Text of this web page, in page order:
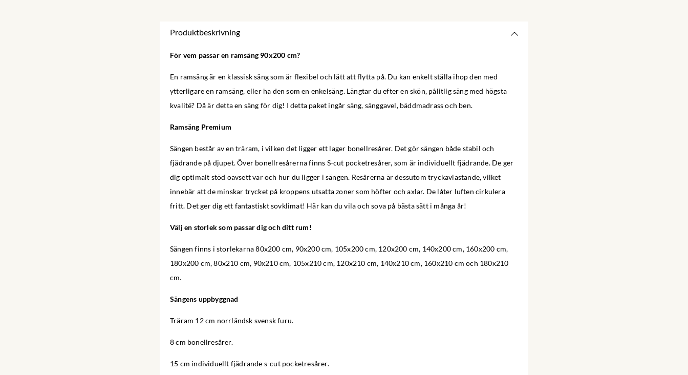
Produktbeskrivning
För vem passar en ramsäng 90x200 cm?
En ramsäng är en klassisk säng som är flexibel och lätt att flytta på. Du kan enkelt ställa ihop den med
ytterligare en ramsäng, eller ha den som en enkelsäng. Längtar du efter en skön, pålitlig säng med högsta
kvalité? Då är detta en säng för dig! I detta paket ingår säng, sänggavel, bäddmadrass och ben.
Ramsäng Premium
Sängen består av en träram, i vilken det ligger ett lager bonellresårer. Det gör sängen både stabil och
fjädrande på djupet. Över bonellresårerna finns S-cut pocketresårer, som är individuellt fjädrande. De ger
dig optimalt stöd oavsett var och hur du ligger i sängen. Resårerna är dessutom tryckavlastande, vilket
innebär att de minskar trycket på kroppens utsatta zoner som höfter och axlar. De låter luften cirkulera
fritt. Det ger dig ett fantastiskt sovklimat! Här kan du vila och sova på bästa sätt i många år!
Välj en storlek som passar dig och ditt rum!
Sängen finns i storlekarna 80x200 cm, 90x200 cm, 105x200 cm, 120x200 cm, 140x200 cm, 160x200 cm,
180x200 cm, 80x210 cm, 90x210 cm, 105x210 cm, 120x210 cm, 140x210 cm, 160x210 cm och 180x210
cm.
Sängens uppbyggnad
Träram 12 cm norrländsk svensk furu.
8 cm bonellresårer.
15 cm individuellt fjädrande s-cut pocketresårer.